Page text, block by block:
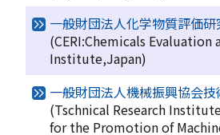
一般財団法人化学物質評価
(CERI:Chemicals Evaluation
Institute,Japan)
一般財団法人機械振興協会
(Tschnical Research
for the Promotion of